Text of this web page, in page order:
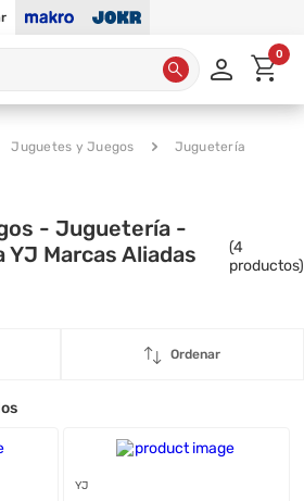
0
Juguetes y Juegos Juguetería
- Juguetería -
Marcas Aliadas
(4
productos)
Ordenar
YJ